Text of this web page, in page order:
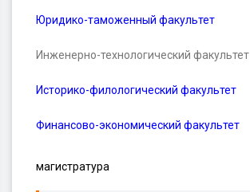
Юридико-таможенный факультет
Инженерно-технологический факультет
Историко-филологический факультет
Финансово-экономический факультет
магистратура